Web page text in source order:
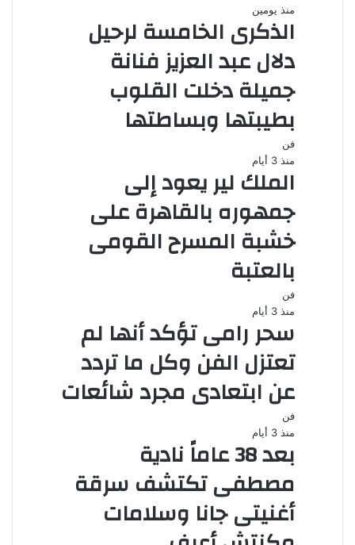
منذ يومين
الذكرى الخامسة لرحيل
دلال عبد العزيز فنانة
جميلة دخلت القلوب
بطيبتها وبساطتها
فن
منذ 3 أيام
الملك لير يعود إلى
جمهوره بالقاهرة على
خشبة المسرح القومى
بالعتبة
فن
منذ 3 أيام
سحر رامى تؤكد أنها لم
تعتزل الفن وكل ما تردد
عن ابتعادى مجرد شائعات
فن
منذ 3 أيام
بعد 38 عاماً نادية
مصطفى تكتشف سرقة
أغنيتى جانا وسلامات